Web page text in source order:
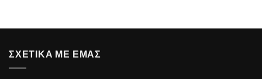
ΣΧΕΤΙΚΑ ΜΕ ΕΜΑΣ